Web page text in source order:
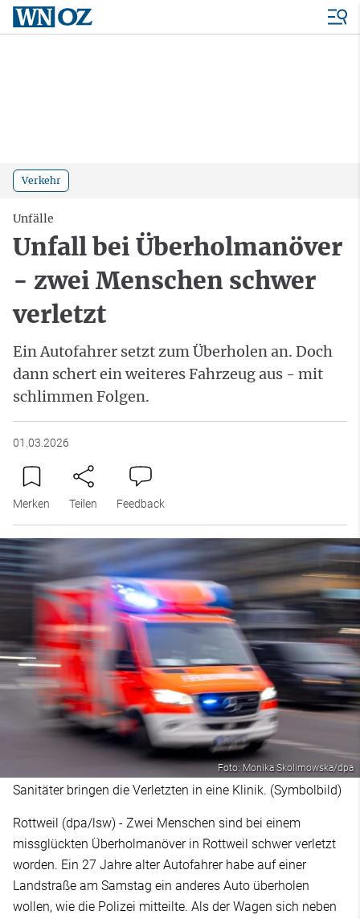
Verkehr
Unfälle
Unfall bei Überholmanöver
- zwei Menschen schwer
verletzt
Ein Autofahrer setzt zum Überholen an. Doch
dann schert ein weiteres Fahrzeug aus - mit
schlimmen Folgen.
01.03.2026
Merken Teilen Feedback
Foto: Monika Skolimowska/dpa
Sanitäter bringen die Verletzten in eine Klinik. (Symbolbild)
Rottweil (dpa/lsw) - Zwei Menschen sind bei einem
missglückten Überholmanöver in Rottweil schwer verletzt
worden. Ein 27 Jahre alter Autofahrer habe auf einer
Landstraße am Samstag ein anderes Auto überholen
wollen, wie die Polizei mitteilte. Als der Wagen sich neben